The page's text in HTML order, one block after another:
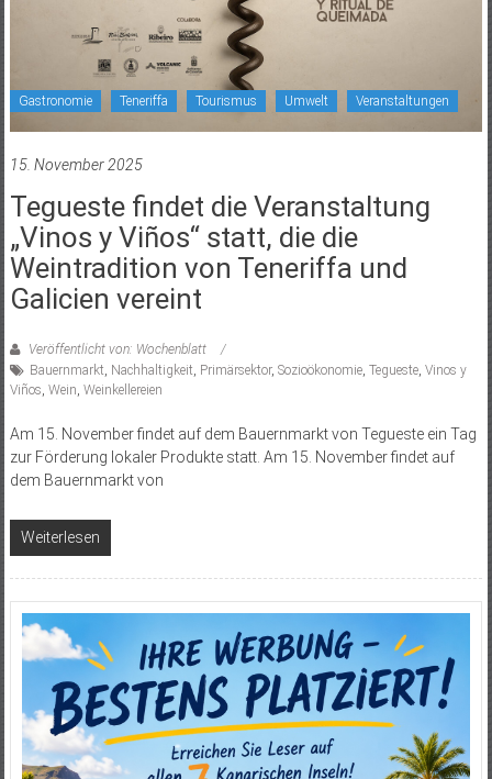
Gastronomie Teneriffa Tourismus Umwelt Veranstaltungen
15. November 2025
Tegueste findet die Veranstaltung
„Vinos y Viños“ statt, die die
Weintradition von Teneriffa und
Galicien vereint
Veröffentlicht von: Wochenblatt
Bauernmarkt Nachhaltigkeit Primärsektor, Sozioökonomie, Tegueste, Vinos y
Viños Wein Weinkellereien
Am 15. November findet auf dem Bauernmarkt von Tegueste ein Tag
zur Förderung lokaler Produkte statt. Am 15. November findet auf
dem Bauernmarkt von
Weiterlesen